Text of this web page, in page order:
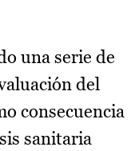
una serie de
del
consecuencia
sanitaria